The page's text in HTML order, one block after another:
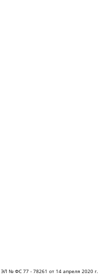
ЭЛ № ФС 77 - 78261 от 14 апреля 2020 г.